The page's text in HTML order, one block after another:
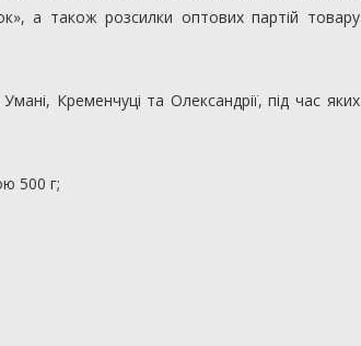
а також розсилки оптових партій товару
Кременчуці та Олександрії, під час яких
500 г;